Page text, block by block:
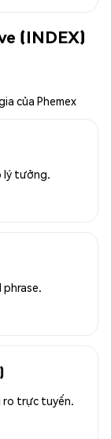
(INDEX)
của Phemex
lý tưởng.
ro trực tuyến.